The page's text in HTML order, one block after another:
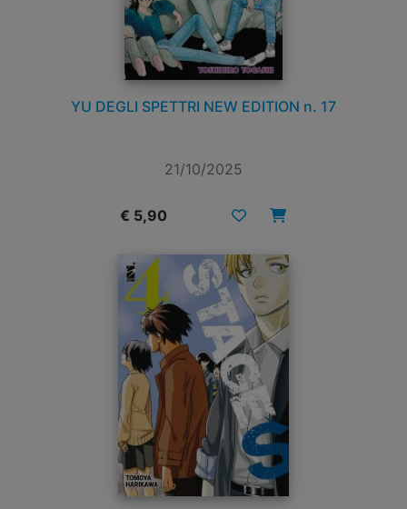
YU DEGLI SPETTRI NEW EDITION n. 17
21/10/2025
€ 5,90